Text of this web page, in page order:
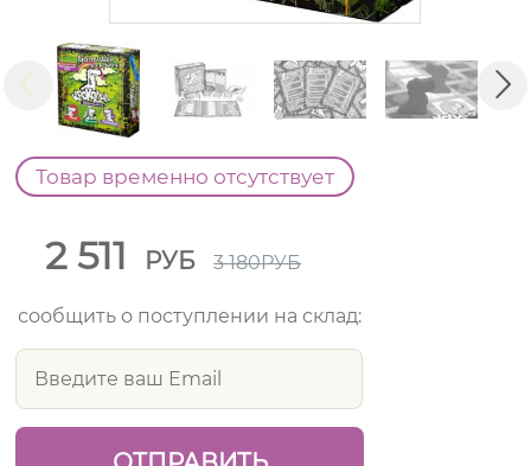
Товар временно отсутствует
2 511 РУБ 3 180РУБ
сообщить о поступлении на склад: